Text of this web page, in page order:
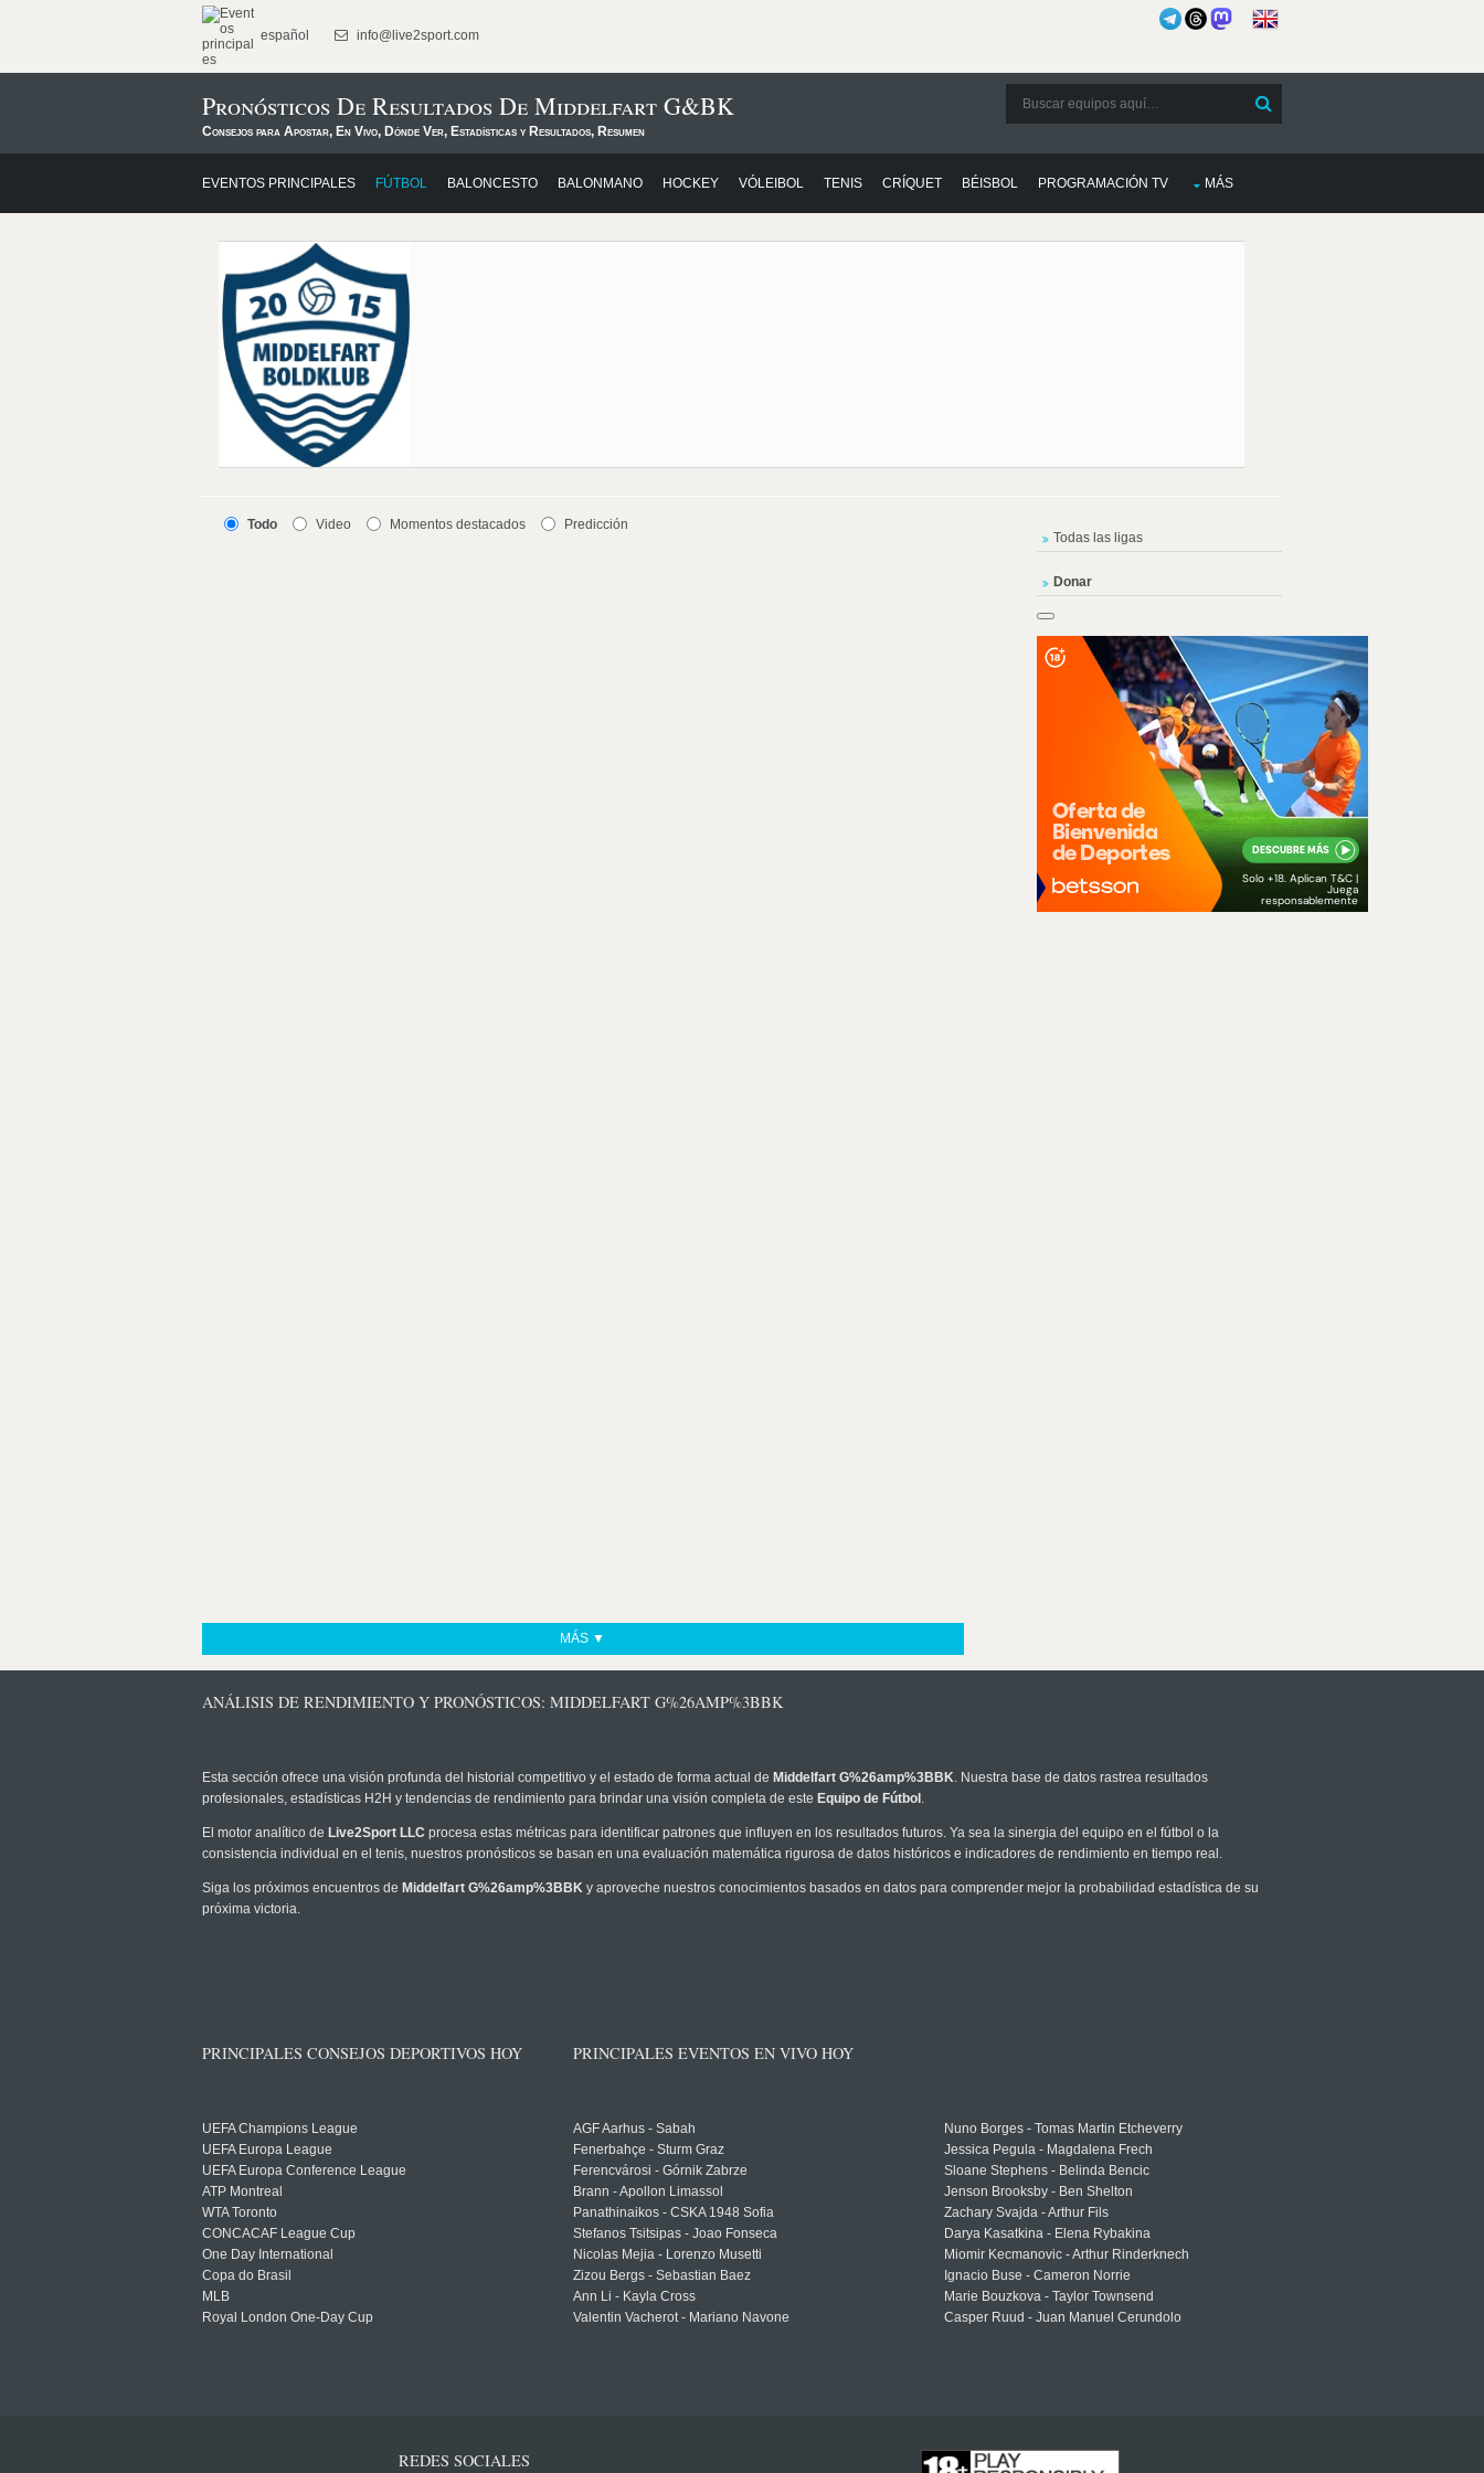
español info@live2sport.com
Pronósticos De Resultados De Middelfart G&BK
Consejos para Apostar, En Vivo, Dónde Ver, Estadísticas y Resultados, Resumen
EVENTOS PRINCIPALES FÚTBOL BALONCESTO BALONMANO HOCKEY VÓLEIBOL TENIS CRÍQUET BÉISBOL PROGRAMACIÓN TV MÁS
Todo Video Momentos destacados Predicción
MÁS ▼
Todas las ligas
Donar
ANÁLISIS DE RENDIMIENTO Y PRONÓSTICOS: MIDDELFART G%26AMP%3BBK
Esta sección ofrece una visión profunda del historial competitivo y el estado de forma actual de Middelfart G%26amp%3BBK. Nuestra base de datos rastrea resultados
profesionales, estadísticas H2H y tendencias de rendimiento para brindar una visión completa de este Equipo de Fútbol .
El motor analítico de Live2Sport LLC procesa estas métricas para identificar patrones que influyen en los resultados futuros. Ya sea la sinergia del equipo en el fútbol o la
consistencia individual en el tenis, nuestros pronósticos se basan en una evaluación matemática rigurosa de datos históricos e indicadores de rendimiento en tiempo real.
Siga los próximos encuentros de Middelfart G%26amp%3BBK y aproveche nuestros conocimientos basados en datos para comprender mejor la probabilidad estadística de su
próxima victoria.
PRINCIPALES CONSEJOS DEPORTIVOS HOY
UEFA Champions League
UEFA Europa League
UEFA Europa Conference League
ATP Montreal
WTA Toronto
CONCACAF League Cup
One Day International
Copa do Brasil
MLB
Royal London One-Day Cup
PRINCIPALES EVENTOS EN VIVO HOY
AGF Aarhus - Sabah
Fenerbahçe - Sturm Graz
Ferencvárosi - Górnik Zabrze
Brann - Apollon Limassol
Panathinaikos - CSKA 1948 Sofia
Stefanos Tsitsipas - Joao Fonseca
Nicolas Mejia - Lorenzo Musetti
Zizou Bergs - Sebastian Baez
Ann Li - Kayla Cross
Valentin Vacherot - Mariano Navone
Nuno Borges - Tomas Martin Etcheverry
Jessica Pegula - Magdalena Frech
Sloane Stephens - Belinda Bencic
Jenson Brooksby - Ben Shelton
Zachary Svajda - Arthur Fils
Darya Kasatkina - Elena Rybakina
Miomir Kecmanovic - Arthur Rinderknech
Ignacio Buse - Cameron Norrie
Marie Bouzkova - Taylor Townsend
Casper Ruud - Juan Manuel Cerundolo
REDES SOCIALES